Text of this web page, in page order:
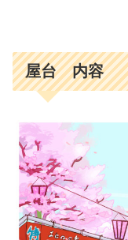
屋台 内容